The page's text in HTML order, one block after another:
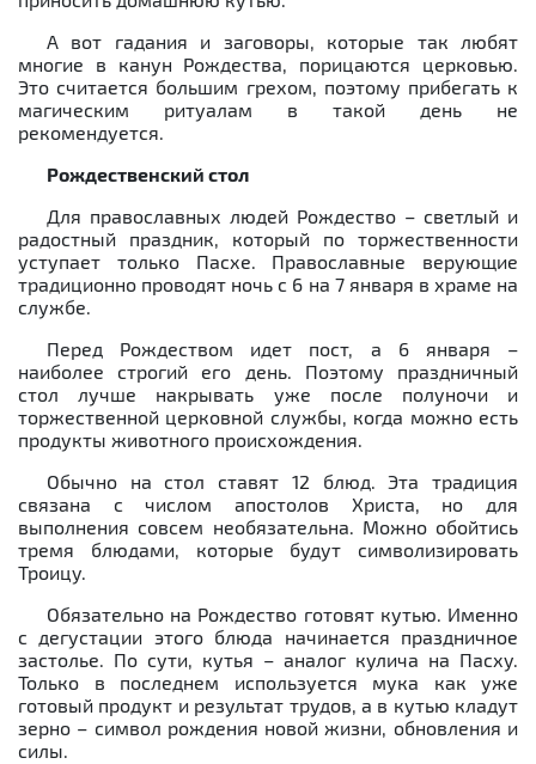
А вот гадания и заговоры, которые так любят
многие в канун Рождества, порицаются церковью.
Это считается большим грехом, поэтому прибегать к
магическим ритуалам в такой день не
рекомендуется.
Рождественский стол
Для православных людей Рождество – светлый и
радостный праздник, который по торжественности
уступает только Пасхе. Православные верующие
традиционно проводят ночь с 6 на 7 января в храме на
службе.
Перед Рождеством идет пост, а 6 января –
наиболее строгий его день. Поэтому праздничный
стол лучше накрывать уже после полуночи и
торжественной церковной службы, когда можно есть
продукты животного происхождения.
Обычно на стол ставят 12 блюд. Эта традиция
связана с числом апостолов Христа, но для
выполнения совсем необязательна. Можно обойтись
тремя блюдами, которые будут символизировать
Троицу.
Обязательно на Рождество готовят кутью. Именно
с дегустации этого блюда начинается праздничное
застолье. По сути, кутья – аналог кулича на Пасху.
Только в последнем используется мука как уже
готовый продукт и результат трудов, а в кутью кладут
зерно – символ рождения новой жизни, обновления и
силы.